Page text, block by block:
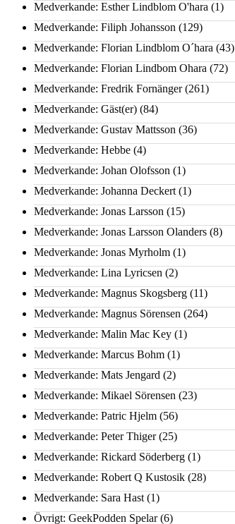
Medverkande: Esther Lindblom O'hara (1)
Medverkande: Filiph Johansson (129)
Medverkande: Florian Lindblom O´hara (43)
Medverkande: Florian Lindbom Ohara (72)
Medverkande: Fredrik Fornänger(261)
Medverkande: Gäst(er) (84)
Medverkande: Gustav Mattsson (36)
Medverkande: Hebbe (4)
Medverkande: Johan Olofsson (1)
Medverkande: Johanna Deckert (1)
Medverkande: Jonas Larsson (15)
Medverkande: Jonas Larsson Olanders (8)
Medverkande: Jonas Myrholm (1)
Medverkande: Lina Lyricsen (2)
Medverkande: Magnus Skogsberg (11)
Medverkande: Magnus Sörensen (264)
Medverkande: Malin Mac Key (1)
Medverkande: Marcus Bohm (1)
Medverkande: Mats Jengard (2)
Medverkande: Mikael Sörensen (23)
Medverkande: Patric Hjelm (56)
Medverkande: Peter Thiger(25)
Medverkande: Rickard Söderberg (1)
Medverkande: Robert Q Kustosik (28)
Medverkande: Sara Hast (1)
Övrigt: GeekPodden Spelar(6)